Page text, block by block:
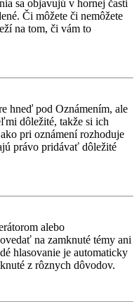
sa objavujú v hornej časti
Či môžete či nemôžete
na tom, či vám to
hneď pod Oznámením, ale
dôležité, takže si ich
pri oznámení rozhoduje
právo pridávať dôležité
alebo
na zamknuté témy ani
hlasovanie je automaticky
z rôznych dôvodov.